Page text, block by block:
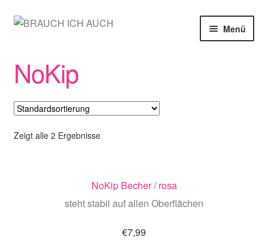
Zur
Zum
Menü
MEIN KONTO
NoKip
Zeigt alle 2 Ergebnisse
NoKip Becher / rosa
steht stabil auf allen Oberflächen
€7,99